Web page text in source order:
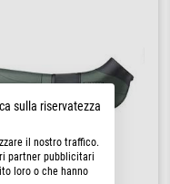
sulla riservatezza
il nostro traffico.
partner pubblicitari
loro o che hanno